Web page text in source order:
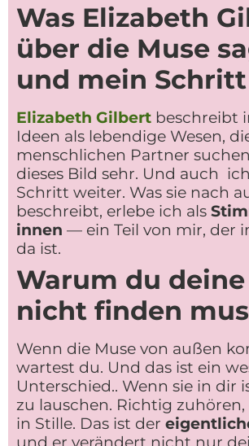
Was Elizabeth
über die Muse
und mein
Elizabeth Gilbert beschreibt
Ideen als lebendige Wesen,
menschlichen Partner
dieses Bild sehr. Und auch
Schritt weiter. Was sie nach
beschreibt, erlebe ich als
innen — ein Teil von mir, der
da ist.
Warum du
nicht finden
Wenn die Muse von außen
wartest du. Und das ist ein
Unterschied.. Wenn sie in dir
zu lauschen. Richtig
in Stille. Das ist der
und er verändert nicht nur